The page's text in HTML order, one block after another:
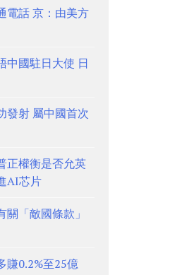
電話 京：由美方
中國駐日大使 日
發射 屬中國首次
正權衡是否允英
AI芯片
關「敵國條款」
賺0.2%至25億